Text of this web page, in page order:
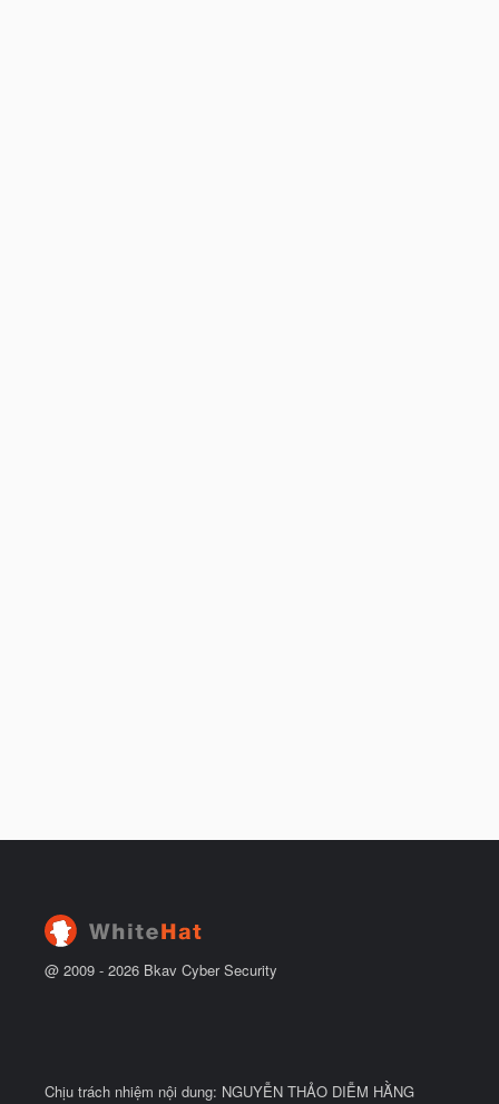
@ 2009 - 2026 Bkav Cyber Security
Chịu trách nhiệm nội dung: NGUYỄN THẢO DIỄM HẰNG